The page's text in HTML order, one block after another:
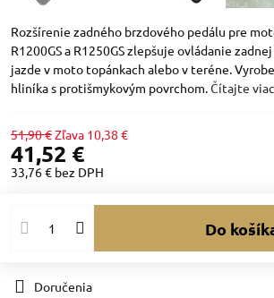
Rozšírenie zadného brzdového pedálu pre
R1200GS a R1250GS zlepšuje ovládanie
jazde v moto topánkach alebo v teréne.
hliníka s protišmykovým povrchom.Čítajte viac
51,90 €Zľava 10,38 €
41,52 €
33,76 € bez DPH
Do
Doručenia